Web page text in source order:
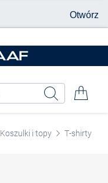
Koszulki i topy T-shirty
Otwórz